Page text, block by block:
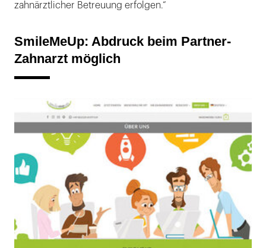
zahnärztlicher Betreuung erfolgen.“
SmileMeUp: Abdruck beim Partner-
Zahnarzt möglich